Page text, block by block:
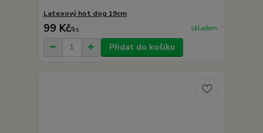
Latexový hot dog 19cm
99 Kč/ks skladem
Přidat do košíku